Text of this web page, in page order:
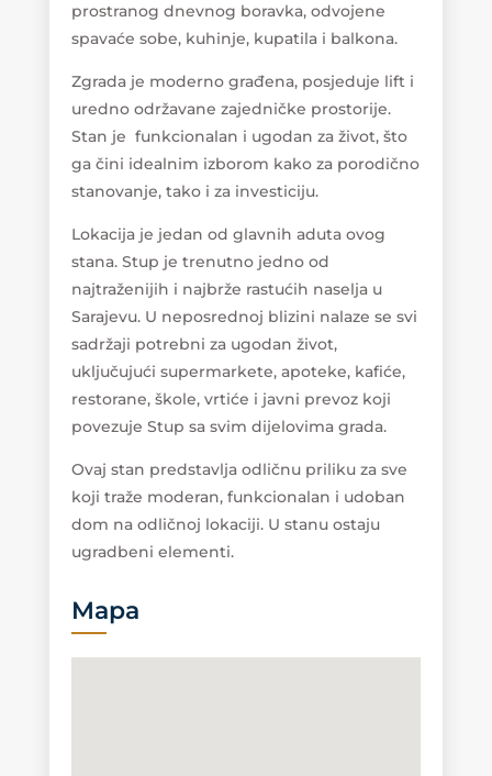
prostranog dnevnog boravka, odvojene
spavaće sobe, kuhinje, kupatila i balkona.
Zgrada je moderno građena, posjeduje lift i
uredno održavane zajedničke prostorije.
Stan je funkcionalan i ugodan za život, što
ga čini idealnim izborom kako za porodično
stanovanje, tako i za investiciju.
Lokacija je jedan od glavnih aduta ovog
stana. Stup je trenutno jedno od
najtraženijih i najbrže rastućih naselja u
Sarajevu. U neposrednoj blizini nalaze se svi
sadržaji potrebni za ugodan život,
uključujući supermarkete, apoteke, kafiće,
restorane, škole, vrtiće i javni prevoz koji
povezuje Stup sa svim dijelovima grada.
Ovaj stan predstavlja odličnu priliku za sve
koji traže moderan, funkcionalan i udoban
dom na odličnoj lokaciji. U stanu ostaju
ugradbeni elementi.
Mapa